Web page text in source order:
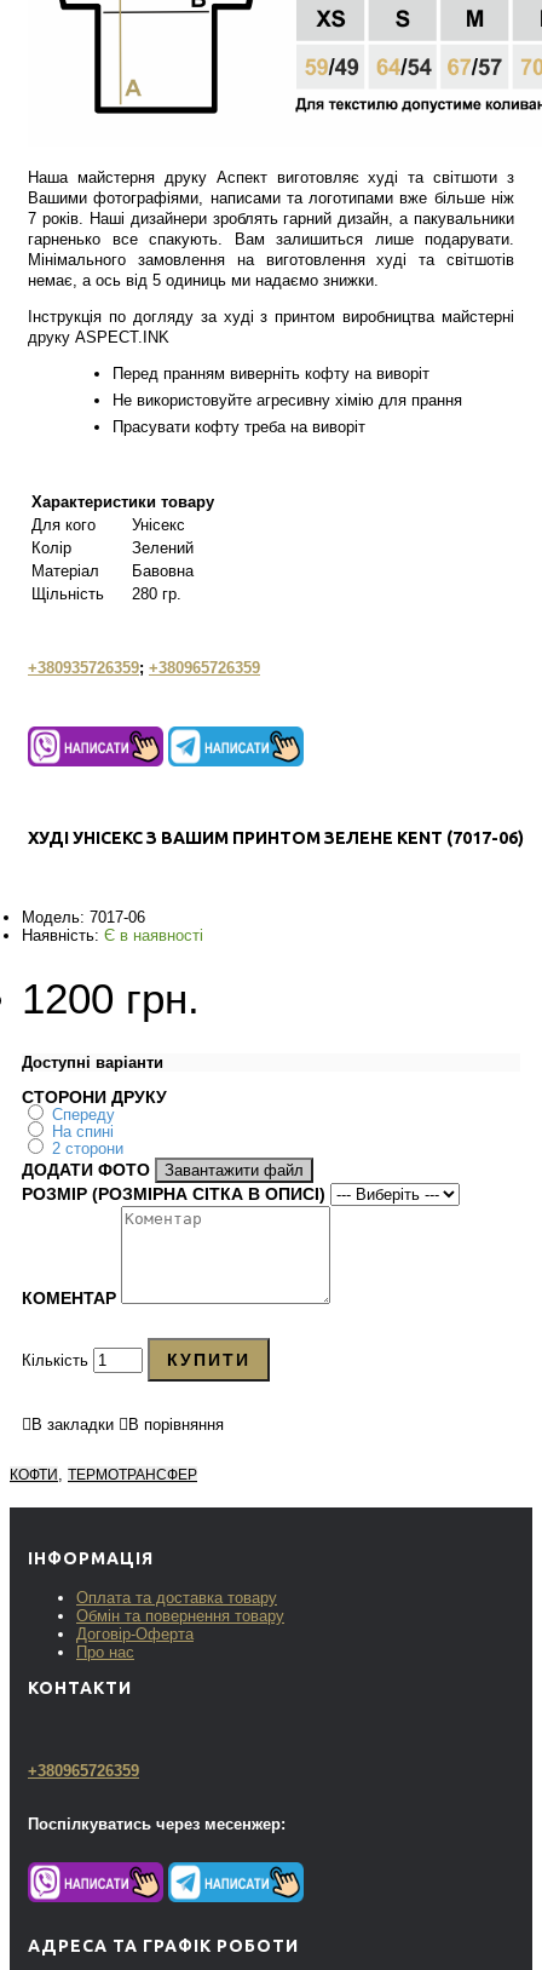
Наша майстерня друку Аспект виготовляє худі та світшоти з
Вашими фотографіями, написами та логотипами вже більше ніж
7 років. Наші дизайнери зроблять гарний дизайн, а пакувальники
гарненько все спакують. Вам залишиться лише подарувати.
Мінімального замовлення на виготовлення худі та світшотів
немає, а ось від 5 одиниць ми надаємо знижки.
Інструкція по догляду за худі з принтом виробництва майстерні
друку ASPECT.INK
Перед пранням виверніть кофту на виворіт
Не використовуйте агресивну хімію для прання
Прасувати кофту треба на виворіт
Характеристики товару
Для кого
Унісекс
Колір
Зелений
Матеріал
Бавовна
Щільність
280 гр.
+380935726359; +380965726359
ХУДІ УНІСЕКС З ВАШИМ ПРИНТОМ ЗЕЛЕНЕ КENT (7017-06)
Модель: 7017-06
Наявність: Є в наявності
1200 грн.
Доступні варіанти
СТОРОНИ ДРУКУ
Спереду
На спині
2 сторони
ДОДАТИ ФОТО Завантажити файл
РОЗМІР (РОЗМІРНА СІТКА В ОПИСІ)
КОМЕНТАР
Кількість КУПИТИ
В закладки В порівняння
КОФТИ , ТЕРМОТРАНСФЕР
ІНФОРМАЦІЯ
Оплата та доставка товару
Обмін та повернення товару
Договір-Оферта
Про нас
КОНТАКТИ
+380965726359
Поспілкуватись через месенжер:
АДРЕСА ТА ГРАФІК РОБОТИ